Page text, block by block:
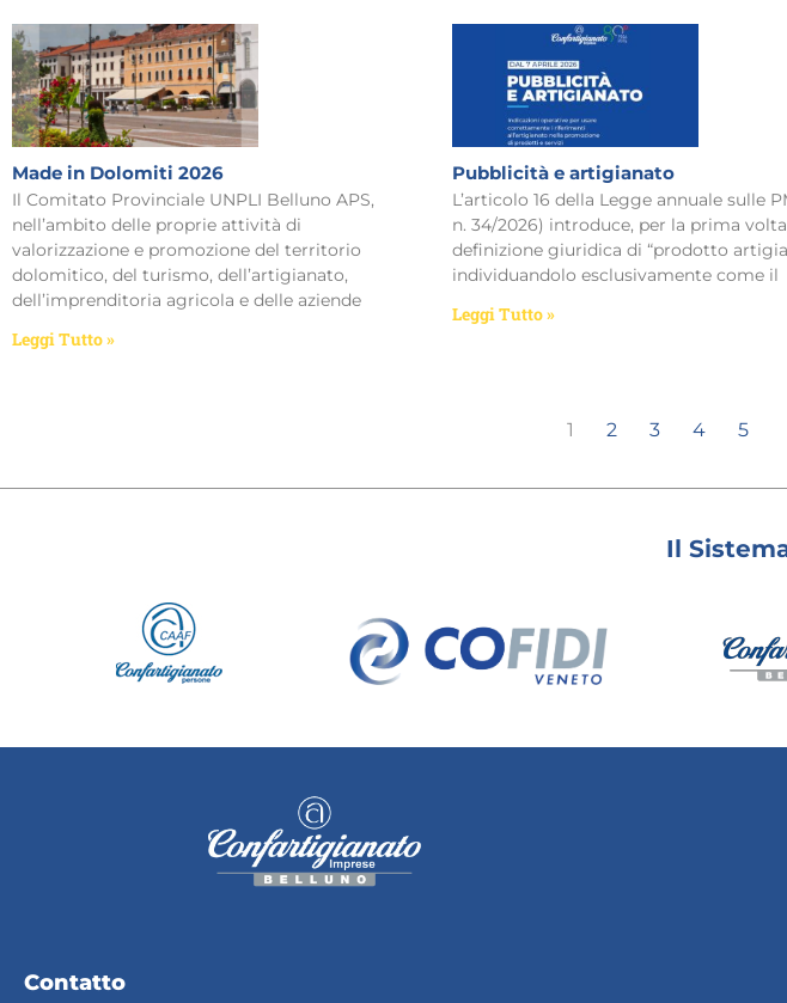
Made in Dolomiti 2026
Il Comitato Provinciale UNPLI Belluno APS,
nell’ambito delle proprie attività di
valorizzazione e promozione del territorio
dolomitico, del turismo, dell’artigianato,
dell’imprenditoria agricola e delle aziende
Leggi Tutto »
Pubblicità e artigianato
L’articolo 16 della Legge annuale sulle
n. 34/2026) introduce, per la prima
definizione giuridica di “prodotto
individuandolo esclusivamente come il
Leggi Tutto »
1 2 3 4 5
Il
Contatto